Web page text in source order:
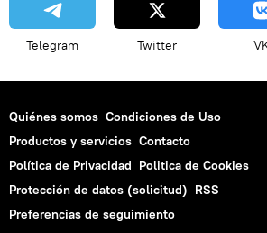
Telegram Twitter
Quiénes somos Condiciones de Uso
Productos y servicios Contacto
Política de Privacidad Politica de Cookies
Protección de datos (solicitud) RSS
Preferencias de seguimiento